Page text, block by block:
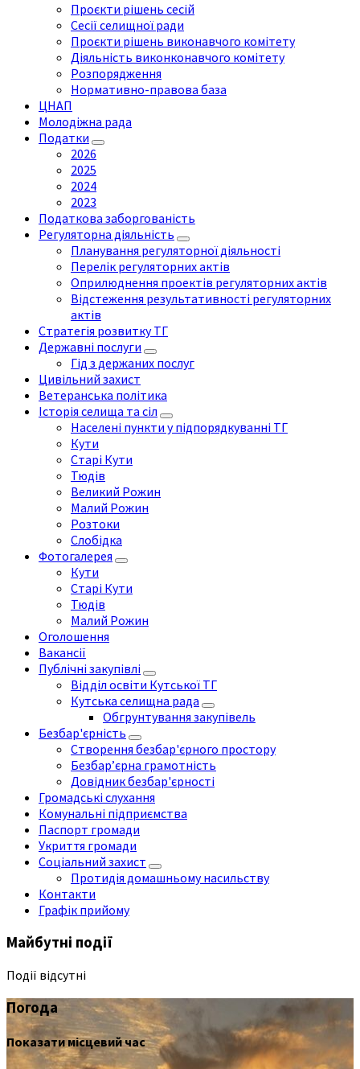
Проєкти рішень сесій
Сесії селищної ради
Проєкти рішень виконавчого комітету
Діяльність виконконавчого комітету
Розпорядження
Нормативно-правова база
ЦНАП
Молодіжна рада
Податки
2026
2025
2024
2023
Податкова заборгованість
Регуляторна діяльність
Планування регуляторної діяльності
Перелік регуляторних актів
Оприлюднення проектів регуляторних актів
Відстеження результативності регуляторних
актів
Стратегія розвитку ТГ
Державні послуги
Гід з держаних послуг
Цивільний захист
Ветеранська політика
Історія селища та сіл
Населені пункти у підпорядкуванні ТГ
Кути
Старі Кути
Тюдів
Великий Рожин
Малий Рожин
Розтоки
Слобідка
Фотогалерея
Кути
Старі Кути
Тюдів
Малий Рожин
Оголошення
Вакансії
Публічні закупівлі
Відділ освіти Кутської ТГ
Кутська селищна рада
Обгрунтування закупівель
Безбар'єрність
Створення безбар'єрного простору
Безбар’єрна грамотність
Довідник безбар'єрності
Громадські слухання
Комунальні підприємства
Паспорт громади
Укриття громади
Соціальний захист
Протидія домашньому насильству
Контакти
Графік прийому
Майбутні події
Події відсутні
Погода
Показати місцевий час